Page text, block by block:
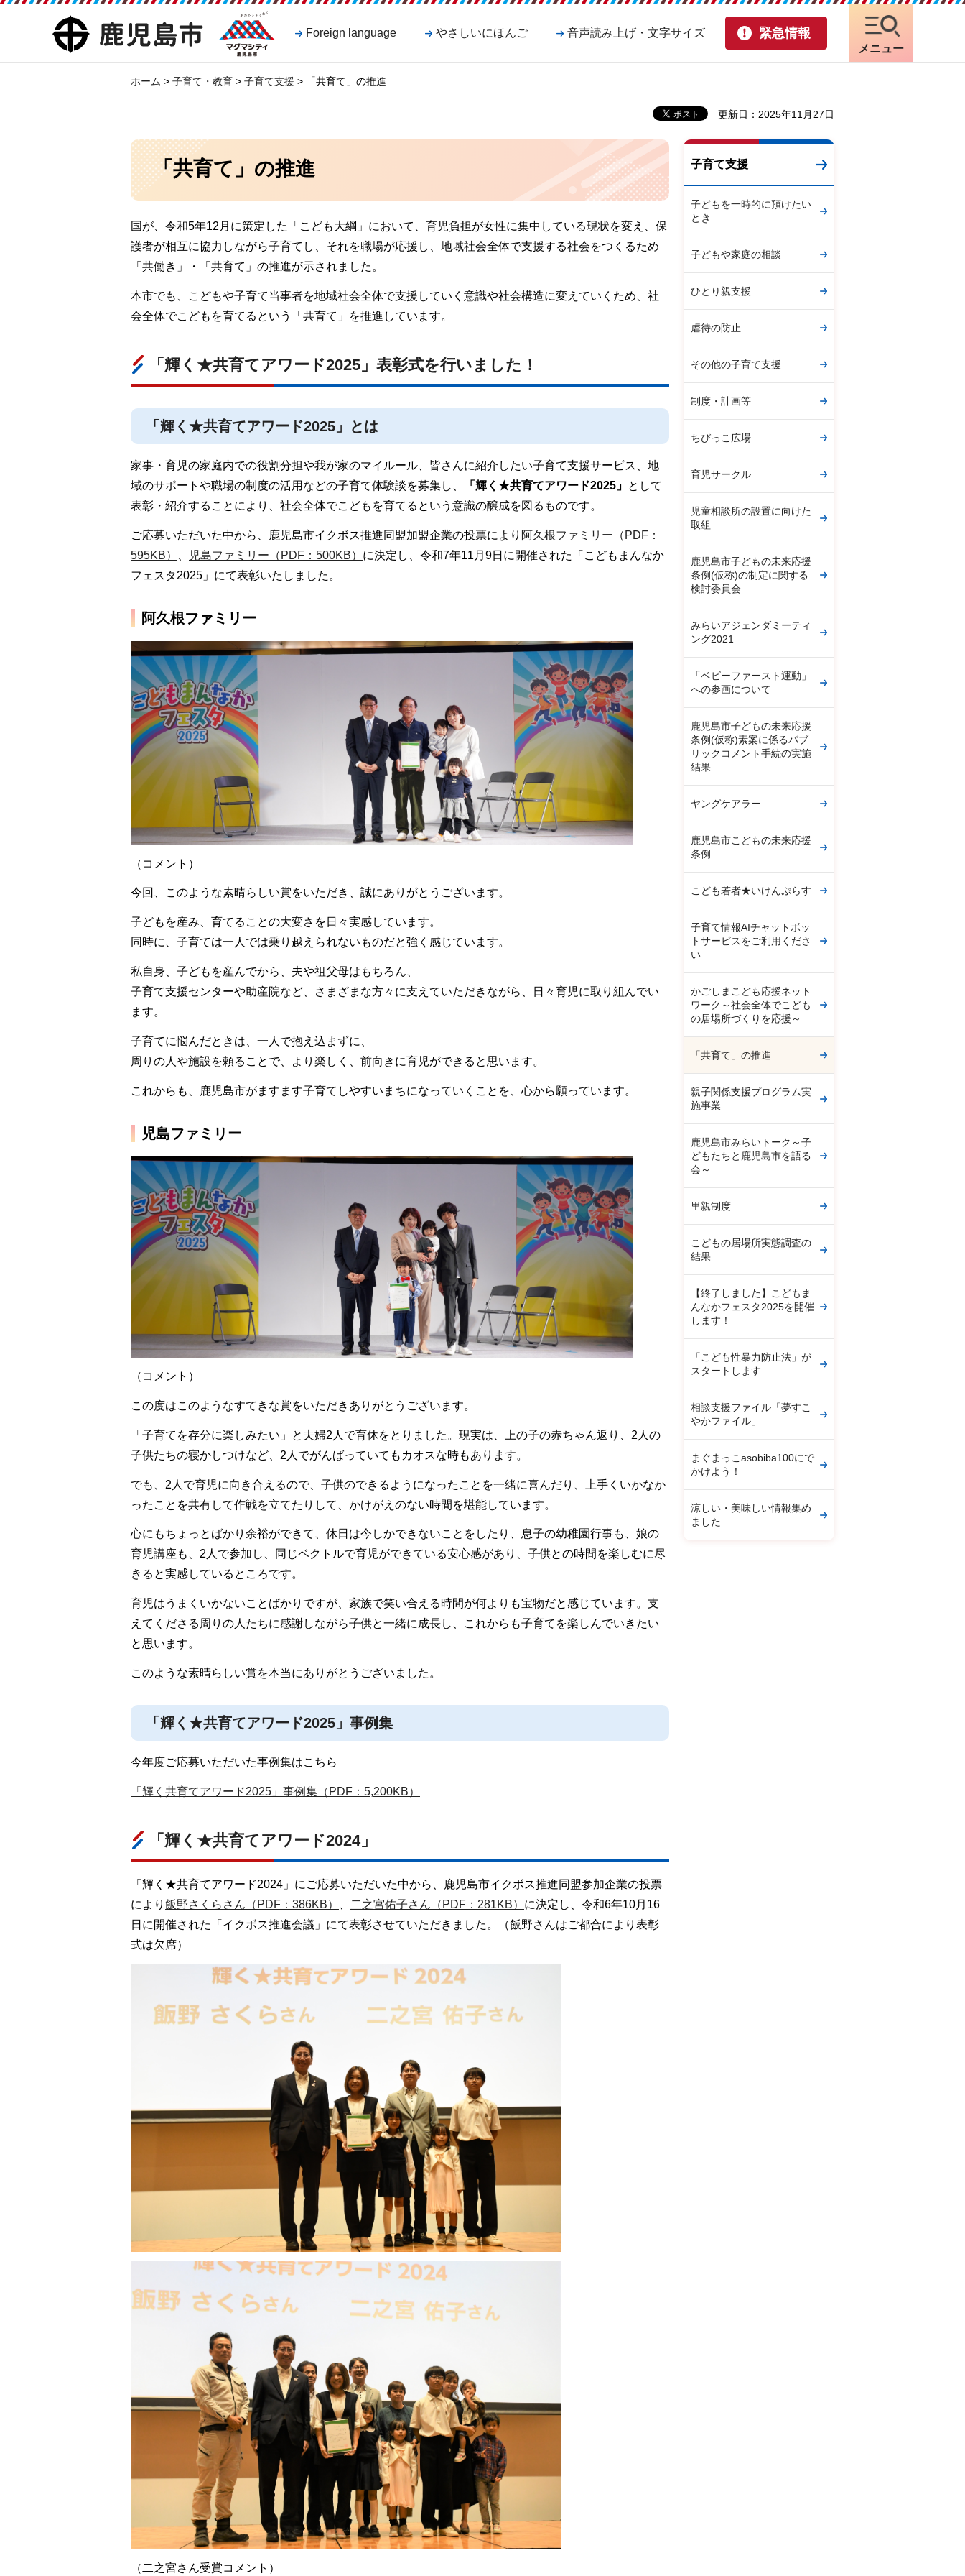
鹿児島市
マグマシティ
鹿児島市
Foreign language やさしいにほんご 音声読み上げ・文字サイズ 緊急情報
メニュー
ホーム > 子育て・教育 > 子育て支援 > 「共育て」の推進
更新日：2025年11月27日
「共育て」の推進
国が、令和5年12月に策定した「こども大綱」において、育児負担が女性に集中している現状を変え、保
護者が相互に協力しながら子育てし、それを職場が応援し、地域社会全体で支援する社会をつくるため
「共働き」・「共育て」の推進が示されました。
本市でも、こどもや子育て当事者を地域社会全体で支援していく意識や社会構造に変えていくため、社
会全体でこどもを育てるという「共育て」を推進しています。
「輝く★共育てアワード2025」表彰式を行いました！
「輝く★共育てアワード2025」とは
家事・育児の家庭内での役割分担や我が家のマイルール、皆さんに紹介したい子育て支援サービス、地
域のサポートや職場の制度の活用などの子育て体験談を募集し、
「輝く★共育てアワード2025」 として
表彰・紹介することにより、社会全体でこどもを育てるという意識の醸成を図るものです。
ご応募いただいた中から、鹿児島市イクボス推進同盟加盟企業の投票により 阿久根ファミリー（PDF：
595KB）
児島ファミリー（PDF：500KB） に決定し、令和7年11月9日に開催された「こどもまんなか
フェスタ2025」にて表彰いたしました。
阿久根ファミリー
（コメント）
今回、このような素晴らしい賞をいただき、誠にありがとうございます。
子どもを産み、育てることの大変さを日々実感しています。
同時に、子育ては一人では乗り越えられないものだと強く感じています。
私自身、子どもを産んでから、夫や祖父母はもちろん、
子育て支援センターや助産院など、さまざまな方々に支えていただきながら、日々育児に取り組んでい
ます。
子育てに悩んだときは、一人で抱え込まずに、
周りの人や施設を頼ることで、より楽しく、前向きに育児ができると思います。
これからも、鹿児島市がますます子育てしやすいまちになっていくことを、心から願っています。
児島ファミリー
（コメント）
この度はこのようなすてきな賞をいただきありがとうございます。
「子育てを存分に楽しみたい」と夫婦2人で育休をとりました。現実は、上の子の赤ちゃん返り、2人の
子供たちの寝かしつけなど、2人でがんばっていてもカオスな時もあります。
でも、2人で育児に向き合えるので、子供のできるようになったことを一緒に喜んだり、上手くいかなか
ったことを共有して作戦を立てたりして、かけがえのない時間を堪能しています。
心にもちょっとばかり余裕ができて、休日は今しかできないことをしたり、息子の幼稚園行事も、娘の
育児講座も、2人で参加し、同じベクトルで育児ができている安心感があり、子供との時間を楽しむに尽
きると実感しているところです。
育児はうまくいかないことばかりですが、家族で笑い合える時間が何よりも宝物だと感じています。支
えてくださる周りの人たちに感謝しながら子供と一緒に成長し、これからも子育てを楽しんでいきたい
と思います。
このような素晴らしい賞を本当にありがとうございました。
「輝く★共育てアワード2025」事例集
今年度ご応募いただいた事例集はこちら
「輝く共育てアワード2025」事例集（PDF：5,200KB）
「輝く★共育てアワード2024」
「輝く★共育てアワード2024」にご応募いただいた中から、鹿児島市イクボス推進同盟参加企業の投票
により 飯野さくらさん（PDF：386KB） 二之宮佑子さん（PDF：281KB） に決定し、令和6年10月16
日に開催された「イクボス推進会議」にて表彰させていただきました。（飯野さんはご都合により表彰
式は欠席）
（二之宮さん受賞コメント）
子育て支援
子どもを一時的に預けたい
とき
子どもや家庭の相談
ひとり親支援
虐待の防止
その他の子育て支援
制度・計画等
ちびっこ広場
育児サークル
児童相談所の設置に向けた
取組
鹿児島市子どもの未来応援
条例(仮称)の制定に関する
検討委員会
みらいアジェンダミーティ
ング2021
「ベビーファースト運動」
への参画について
鹿児島市子どもの未来応援
条例(仮称)素案に係るパブ
リックコメント手続の実施
結果
ヤングケアラー
鹿児島市こどもの未来応援
条例
こども若者★いけんぷらす
子育て情報AIチャットボッ
トサービスをご利用くださ
い
かごしまこども応援ネット
ワーク～社会全体でこども
の居場所づくりを応援～
「共育て」の推進
親子関係支援プログラム実
施事業
鹿児島市みらいトーク～子
どもたちと鹿児島市を語る
会～
里親制度
こどもの居場所実態調査の
結果
【終了しました】こどもま
んなかフェスタ2025を開催
します！
「こども性暴力防止法」が
スタートします
相談支援ファイル「夢すこ
やかファイル」
まぐまっこasobiba100にで
かけよう！
涼しい・美味しい情報集め
ました